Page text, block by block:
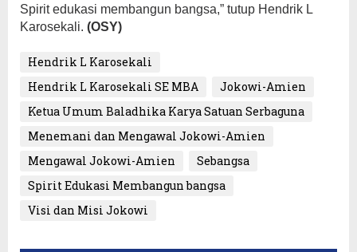
Spirit edukasi membangun bangsa,” tutup Hendrik L
Karosekali. (OSY)
Hendrik L Karosekali
Hendrik L Karosekali SE MBA
Jokowi-Amien
Ketua Umum Baladhika Karya Satuan Serbaguna
Menemani dan Mengawal Jokowi-Amien
Mengawal Jokowi-Amien
Sebangsa
Spirit Edukasi Membangun bangsa
Visi dan Misi Jokowi